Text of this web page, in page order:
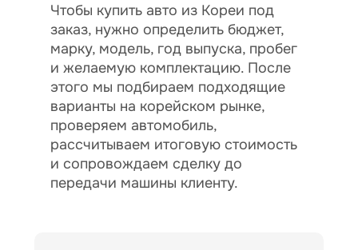
Чтобы купить авто из Кореи под
заказ, нужно определить бюджет,
марку, модель, год выпуска, пробег
и желаемую комплектацию. После
этого мы подбираем подходящие
варианты на корейском рынке,
проверяем автомобиль,
рассчитываем итоговую стоимость
и сопровождаем сделку до
передачи машины клиенту.